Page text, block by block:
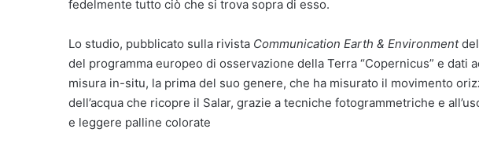
fedelmente tutto ciò che si trova sopra di esso.
Lo studio, pubblicato sulla rivista Communication Earth & Environmentdel
del programma europeo di osservazione della Terra “Copernicus” e dati
misura in-situ, la prima del suo genere, che ha misurato il movimento
dell’acqua che ricopre il Salar, grazie a tecniche fotogrammetriche e
e leggere palline colorate